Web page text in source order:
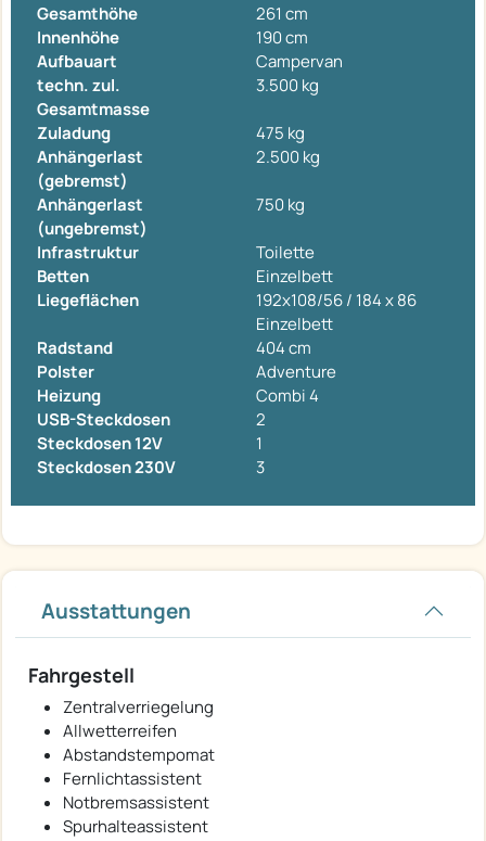
Gesamthöhe
261 cm
Innenhöhe
190 cm
Aufbauart
Campervan
techn. zul.
Gesamtmasse
3.500 kg
Zuladung
475 kg
Anhängerlast
(gebremst)
2.500 kg
Anhängerlast
(ungebremst)
750 kg
Infrastruktur
Toilette
Betten
Einzelbett
Liegeflächen
192x108/56 / 184 x 86
Einzelbett
Radstand
404 cm
Polster
Adventure
Heizung
Combi 4
USB-Steckdosen
2
Steckdosen 12V
1
Steckdosen 230V
3
Ausstattungen
Fahrgestell
Zentralverriegelung
Allwetterreifen
Abstandstempomat
Fernlichtassistent
Notbremsassistent
Spurhalteassistent